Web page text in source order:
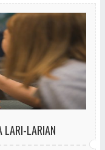
LARI-LARIAN